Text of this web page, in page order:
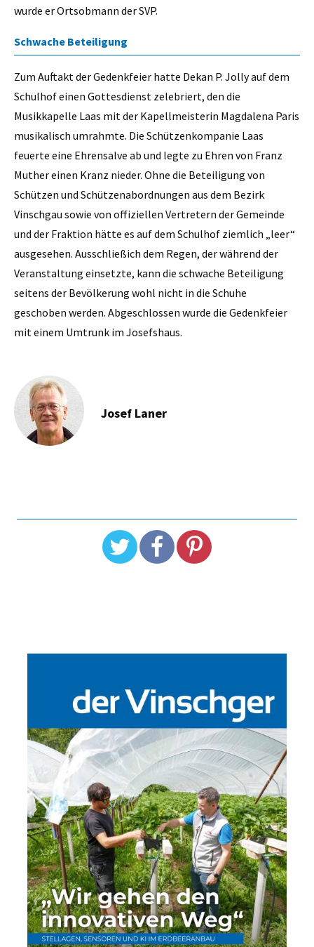
wurde er Ortsobmann der SVP.
Schwache Beteiligung
Zum Auftakt der Gedenkfeier hatte Dekan P. Jolly auf dem
Schulhof einen Gottesdienst zelebriert, den die
Musikkapelle Laas mit der Kapellmeisterin Magdalena Paris
musikalisch umrahmte. Die Schützenkompanie Laas
feuerte eine Ehrensalve ab und legte zu Ehren von Franz
Muther einen Kranz nieder. Ohne die Beteiligung von
Schützen und Schützenabordnungen aus dem Bezirk
Vinschgau sowie von offiziellen Vertretern der Gemeinde
und der Fraktion hätte es auf dem Schulhof ziemlich „leer“
ausgesehen. Ausschließich dem Regen, der während der
Veranstaltung einsetzte, kann die schwache Beteiligung
seitens der Bevölkerung wohl nicht in die Schuhe
geschoben werden. Abgeschlossen wurde die Gedenkfeier
mit einem Umtrunk im Josefshaus.
Josef Laner